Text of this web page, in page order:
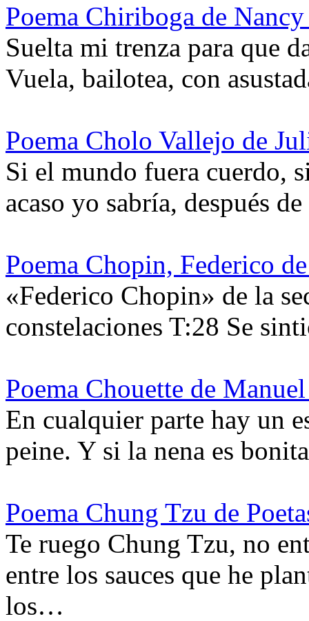
Poema Chiriboga de
Suelta mi trenza para que
Vuela, bailotea, con
Poema Cholo Vallejo de
Si el mundo fuera cuerdo,
acaso yo sabría, después
Poema Chopin, Federico
«Federico Chopin» de la
constelaciones T:28 Se
Poema Chouette de
En cualquier parte hay un
peine. Y si la nena es
Poema Chung Tzu de
Te ruego Chung Tzu, no
entre los sauces que he
los…